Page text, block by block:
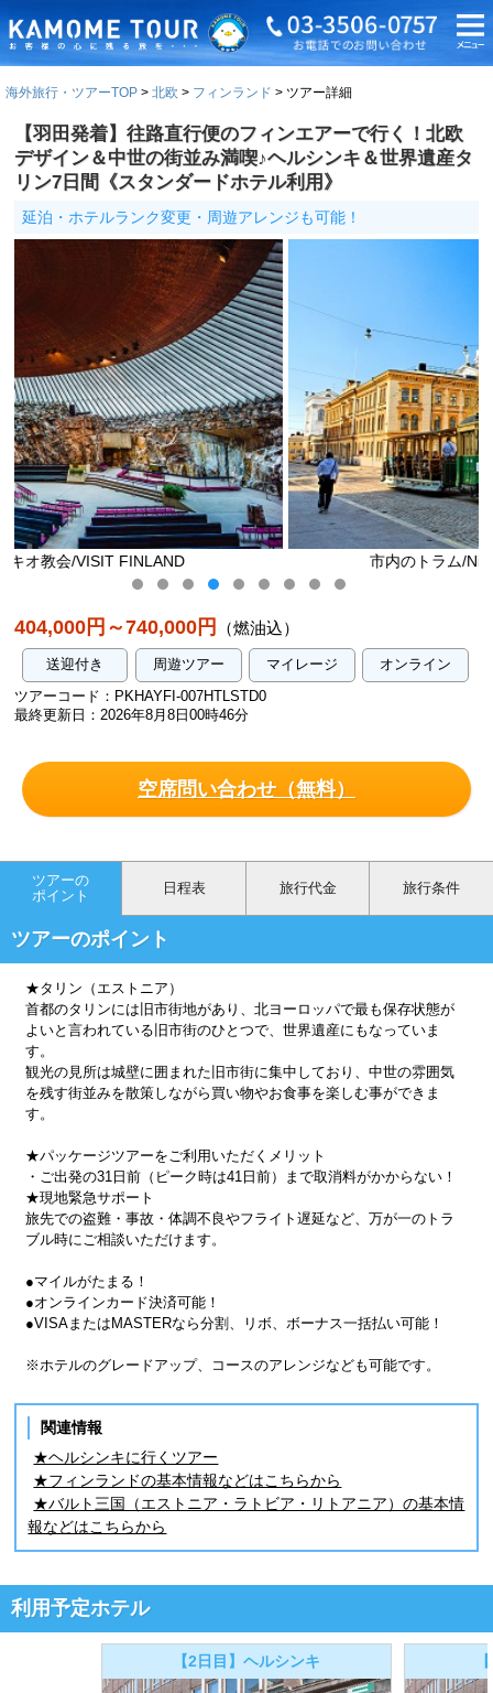
海外旅行・ツアーTOP 北欧 フィンランド ツアー詳細
【羽田発着】往路直行便のフィンエアーで行く！北欧
デザイン＆中世の街並み満喫♪ヘルシンキ＆世界遺産タ
リン7日間《スタンダードホテル利用》
延泊・ホテルランク変更・周遊アレンジも可能！
市内のトラム/Niclas Sjoblom/Visit Helsinki
404,000円～740,000円 （燃油込）
送迎付き 周遊ツアー マイレージ
オンライン
ツアーコード：PKHAYFI-007HTLSTD0
最終更新日：2026年8月8日00時46分
空席問い合わせ（無料）
ツアーの
ポイント
日程表 旅行代金 旅行条件
ツアーのポイント
★タリン（エストニア）
首都のタリンには旧市街地があり、北ヨーロッパで最も保存状態が
よいと言われている旧市街のひとつで、世界遺産にもなっていま
す。
観光の見所は城壁に囲まれた旧市街に集中しており、中世の雰囲気
を残す街並みを散策しながら買い物やお食事を楽しむ事ができま
す。
★パッケージツアーをご利用いただくメリット
・ご出発の31日前（ピーク時は41日前）まで取消料がかからない！
★現地緊急サポート
旅先での盗難・事故・体調不良やフライト遅延など、万が一のトラ
ブル時にご相談いただけます。
●マイルがたまる！
●オンラインカード決済可能！
●VISAまたはMASTERなら分割、リボ、ボーナス一括払い可能！
※ホテルのグレードアップ、コースのアレンジなども可能です。
関連情報
★ヘルシンキに行くツアー
★フィンランドの基本情報などはこちらから
★バルト三国（エストニア・ラトビア・リトアニア）の基本情
報などはこちらから
利用予定ホテル
【2日目】ヘルシンキ